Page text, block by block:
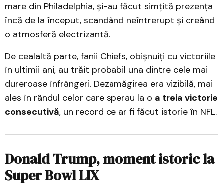
mare din Philadelphia, și-au făcut simțită prezența
încă de la început, scandând neîntrerupt și creând
o atmosferă electrizantă.
De cealaltă parte, fanii Chiefs, obișnuiți cu victoriile
în ultimii ani, au trăit probabil una dintre cele mai
dureroase înfrângeri. Dezamăgirea era vizibilă, mai
ales în rândul celor care sperau la o a treia victorie
consecutivă, un record ce ar fi făcut istorie în NFL.
Donald Trump, moment istoric la
Super Bowl LIX